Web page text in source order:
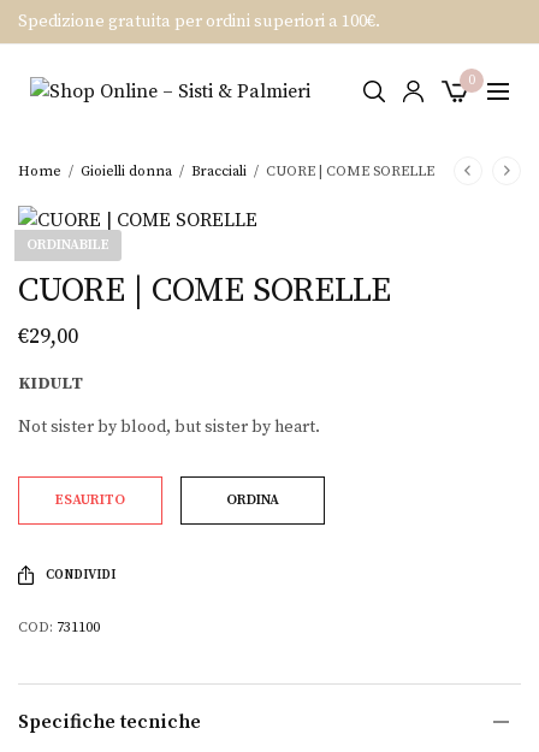
Spedizione gratuita per ordini superiori a 100€.
0
Home / Gioielli donna / Bracciali / CUORE | COME SORELLE
ORDINABILE
CUORE | COME SORELLE
€29,00
KIDULT
Not sister by blood, but sister by heart.
ESAURITO ORDINA
CONDIVIDI
COD: 731100
Specifiche tecniche